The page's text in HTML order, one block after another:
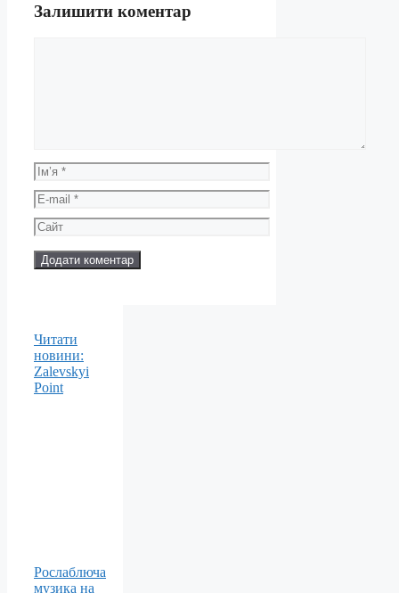
Залишити коментар
Ім’я
E-
mail
Сайт
Читати
новини:
Zalevskyi
Point
Рослаблюча
музика на